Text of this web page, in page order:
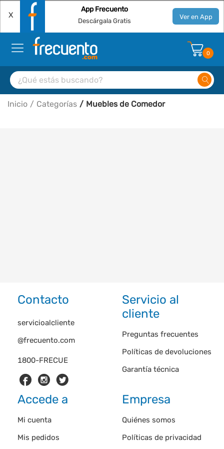
X
App Frecuento
Descárgala Gratis Ver en App
0
Inicio Categorías Muebles de Comedor
Contacto
1800-FRECUE
servicioalcliente
@frecuento.com
Servicio al
cliente
Preguntas frecuentes
Políticas de devoluciones
Garantía técnica
Accede a
Mi cuenta
Mis pedidos
Empresa
Quiénes somos
Políticas de privacidad